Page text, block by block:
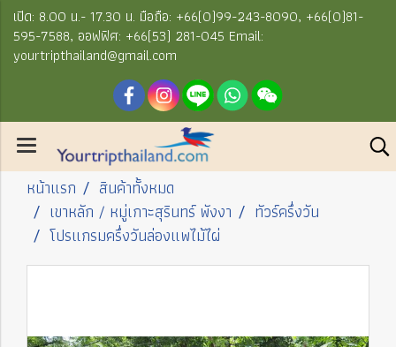
เปิด: 8.00 น.- 17.30 น. มือถือ: +66(0)99-243-8090, +66(0)81-
595-7588, ออฟฟิศ: +66(53) 281-045 Email:
yourtripthailand@gmail.com
หน้าแรก
สินค้าทั้งหมด
เขาหลัก / หมู่เกาะสุรินทร์ พังงา
ทัวร์ครึ่งวัน
โปรแกรมครึ่งวันล่องแพไม้ไผ่